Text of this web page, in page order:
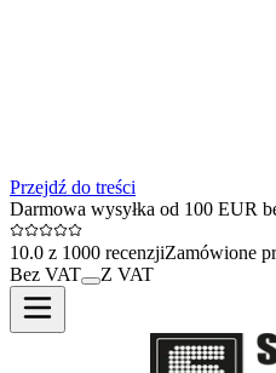
Przejdź do treści
Darmowa wysyłka od 100 EUR
10.0 z 1000 recenzjiZamówione
Bez VAT
Z VAT